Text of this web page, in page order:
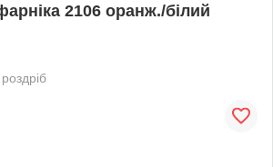
2106 оранж./білий